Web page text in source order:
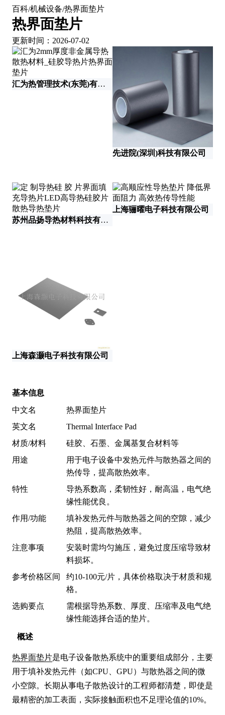
百科/机械设备/热界面垫片
热界面垫片
更新时间：2026-07-02
汇为热管理技术(东莞)有限公司
先进院(深圳)科技有限公司
苏州品扬导热材料科技有限公司
上海骊曜电子科技有限公司
上海森灏电子科技有限公司
概述
热界面垫片是电子设备散热系统中的重要组成部分，主要
用于填补发热元件（如CPU、GPU）与散热器之间的微
小空隙。长期从事电子散热设计的工程师都清楚，即使是
最精密的加工表面，实际接触面积也不足理论值的10%。
基本信息
中文名
热界面垫片
英文名
Thermal Interface Pad
材质/材料
硅胶、石墨、金属基复合材料等
用途
用于电子设备中发热元件与散热器之间的
热传导，提高散热效率。
特性
导热系数高，柔韧性好，耐高温，电气绝
缘性能优良。
作用/功能
填补发热元件与散热器之间的空隙，减少
热阻，提高散热效率。
注意事项
安装时需均匀施压，避免过度压缩导致材
料损坏。
参考价格区间
约10-100元/片，具体价格取决于材质和规
格。
选购要点
需根据导热系数、厚度、压缩率及电气绝
缘性能选择合适的垫片。